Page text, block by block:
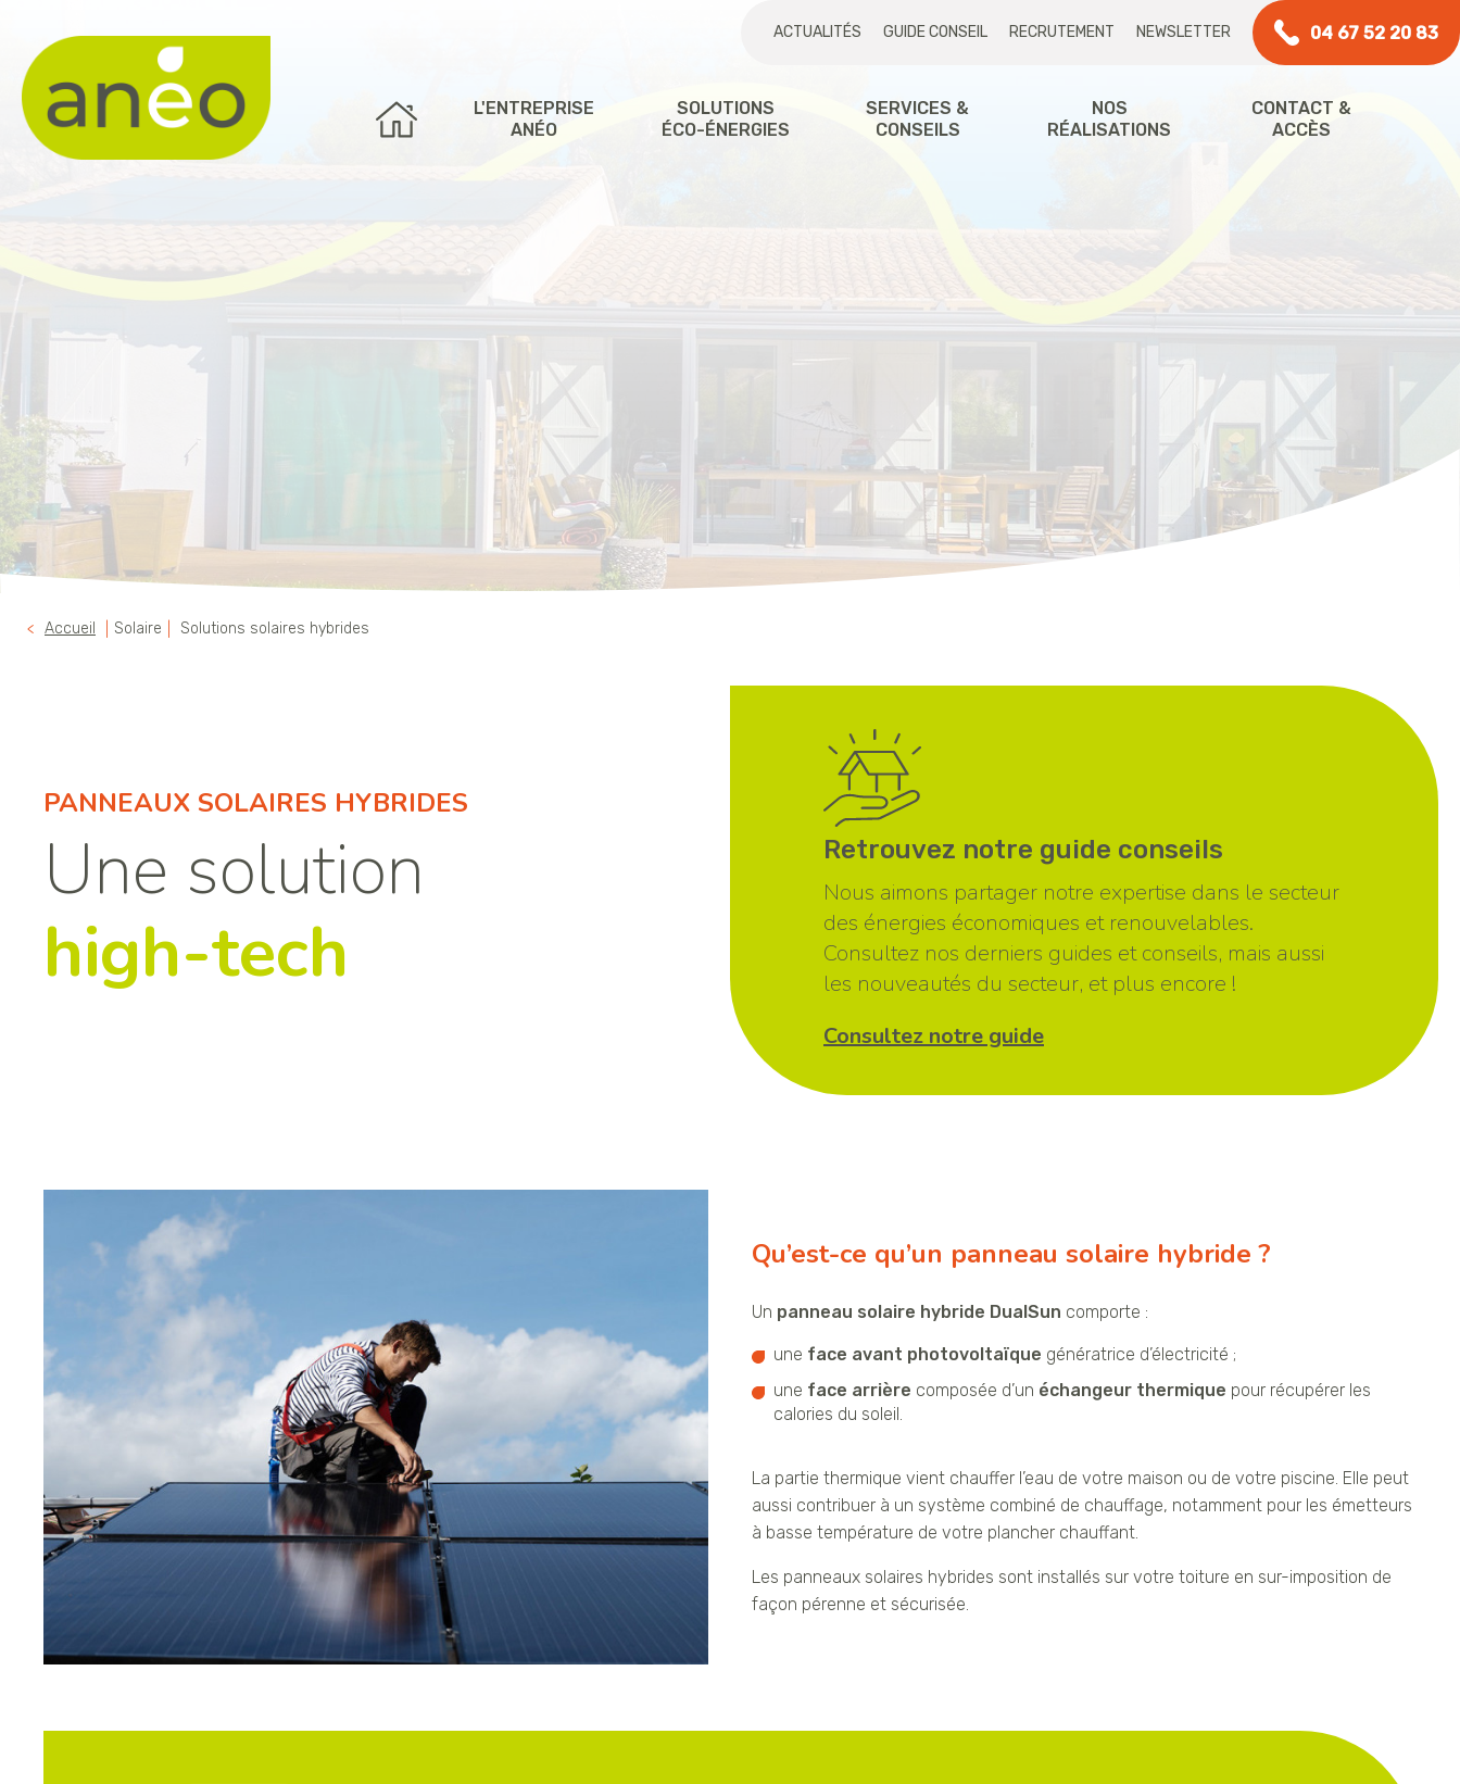
ACTUALITÉS GUIDE CONSEIL RECRUTEMENT NEWSLETTER 04 67 52 20 83
L'ENTREPRISE
ANÉO
SOLUTIONS
ÉCO-ÉNERGIES
SERVICES &
CONSEILS
NOS
RÉALISATIONS
CONTACT &
ACCÈS
Accueil Solaire Solutions solaires hybrides
PANNEAUX SOLAIRES HYBRIDES
Une solution
high-tech
Retrouvez notre guide conseils
Nous aimons partager notre expertise dans le secteur
des énergies économiques et renouvelables.
Consultez nos derniers guides et conseils, mais aussi
les nouveautés du secteur, et plus encore !
Consultez notre guide
Qu’est-ce qu’un panneau solaire hybride ?
Un panneau solaire hybride DualSun comporte :
une face avant photovoltaïque génératrice d’électricité ;
une face arrière composée d’un échangeur thermique pour récupérer les
calories du soleil.
La partie thermique vient chauffer l’eau de votre maison ou de votre piscine. Elle peut
aussi contribuer à un système combiné de chauffage, notamment pour les émetteurs
à basse température de votre plancher chauffant.
Les panneaux solaires hybrides sont installés sur votre toiture en sur-imposition de
façon pérenne et sécurisée.